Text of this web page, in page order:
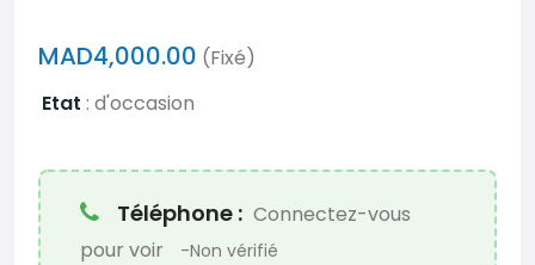
MAD4,000.00 (Fixé)
Etat : d'occasion
Téléphone : Connectez-vous
pour voir
-Non vérifié